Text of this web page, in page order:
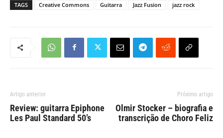
TAGS
Creative Commons Guitarra Jazz Fusion jazz rock
Artigo anterior
Review: guitarra Epiphone
Les Paul Standard 50’s
Próximo artigo
Olmir Stocker – biografia e
transcrição de Choro Feliz